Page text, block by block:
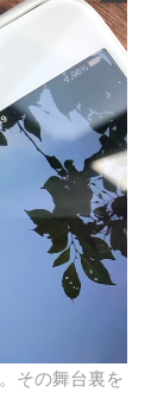
その舞台裏を